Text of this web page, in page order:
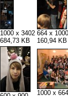
1000 x 3402
684,73 KB
664 x
160,94 KB
1000 x